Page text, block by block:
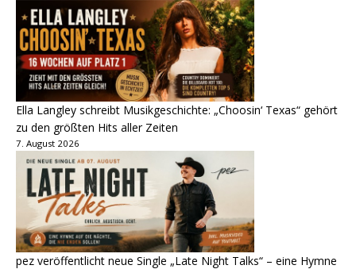
Ella Langley schreibt Musikgeschichte: „Choosin‘ Texas“ gehört
zu den größten Hits aller Zeiten
7. August 2026
pez veröffentlicht neue Single „Late Night Talks“ – eine Hymne